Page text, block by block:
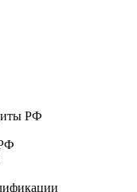
РФ